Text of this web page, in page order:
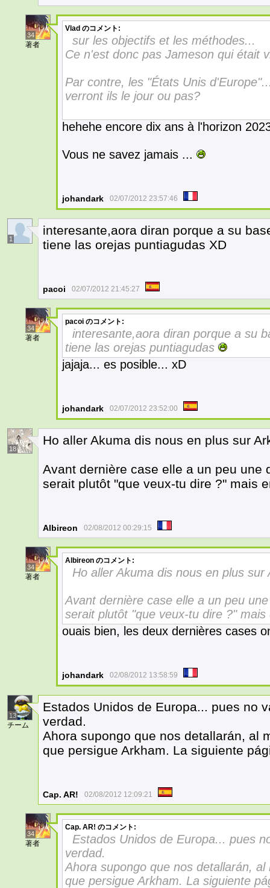
34
著者
Vlad のコメント:
sur les objectifs et les méthodes...
Ce n'est donc pas Jameson qui était
Par contre, les "États Unis
verront ils le jour ou pas?
hehehe encore dix ans à l'horizon
Vous ne savez jamais ...
johandark 02/07/2012 23:57:46
1
interesante,aora diran porque a su
tiene las orejas puntiagudas XD
pacoi 02/07/2012 21:45:27
34
著者
pacoi のコメント:
interesante,aora diran porque a su
tiene las orejas puntiagudas
jajaja... es posible... xD
johandark 02/07/2012 23:52:00
18
Ho aller Akuma dis nous en plus sur
Avant dernière case elle a un peu une
serait plutôt "que veux-tu dire ?" mais
Albireon 02/08/2012 00:29:15
34
著者
Albireon のコメント:
Ho aller Akuma dis nous en plus
Avant dernière case elle a un peu
serait plutôt "que veux-tu dire ?"
ouais bien, les deux dernières cases
johandark 02/08/2012 13:58:59
13
チーム
Estados Unidos de Europa... pues no
verdad.
Ahora supongo que nos detallarán, al
que persigue Arkham. La siguiente
Cap. AR! 02/08/2012 12:09:21
34
著者
Cap. AR! のコメント:
Estados Unidos de Europa... pues
verdad.
Ahora supongo que nos detallarán,
que persigue Arkham. La siguiente